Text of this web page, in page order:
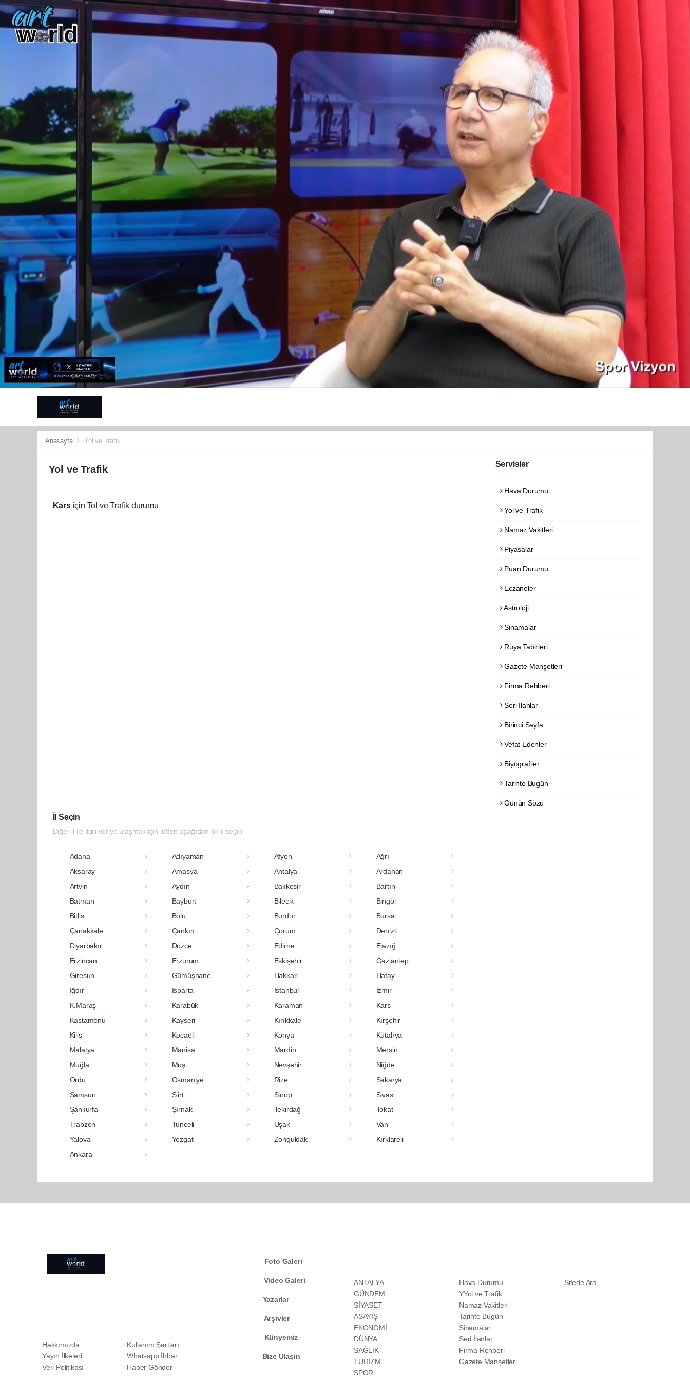
Anasayfa Yol ve Trafik
Yol ve Trafik
Kars için Tol ve Trafik durumu
İl Seçin
Diğer il ile ilgili veriye ulaşmak için lütfen aşağıdan bir il seçin
Adana Adıyaman Afyon
Ağrı
Aksaray
Amasya Antalya
Ardahan
Artvin
Aydın Balıkesir
Bartın
Batman
Bayburt Bilecik
Bingöl
Bitlis
Bolu Burdur
Bursa
Çanakkale
Çankırı Çorum
Denizli
Diyarbakır
Düzce Edirne
Elazığ
Erzincan
Erzurum Eskişehir
Gaziantep
Giresun
Gümüşhane Hakkari
Hatay
Iğdır
Isparta İstanbul
İzmir
K.Maraş
Karabük Karaman
Kars
Kastamonu
Kayseri Kırıkkale
Kırşehir
Kilis
Kocaeli Konya
Kütahya
Malatya
Manisa Mardin
Mersin
Muğla
Muş Nevşehir
Niğde
Ordu
Osmaniye Rize
Sakarya
Samsun
Siirt Sinop
Sivas
Şanlıurfa
Şırnak Tekirdağ
Tokat
Trabzon
Tunceli Uşak
Van
Yalova
Yozgat Zonguldak
Kırklareli
Ankara
Servisler
Hava Durumu
Yol ve Trafik
Namaz Vakitleri
Piyasalar
Puan Durumu
Eczaneler
Astroloji
Sinamalar
Rüya Tabirleri
Gazete Manşetleri
Firma Rehberi
Seri İlanlar
Birinci Sayfa
Vefat Edenler
Biyografiler
Tarihte Bugün
Günün Sözü
Hakkımızda
Yayın İlkeleri
Veri Politikası
Kullanım Şartları
Whatsapp İhbar
Haber Gönder
Foto Galeri
Video Galeri
Yazarlar
Arşivler
Künyemiz
Bize Ulaşın
ANTALYA
GÜNDEM
SİYASET
ASAYİŞ
EKONOMİ
DÜNYA
SAĞLIK
TURİZM
SPOR
Hava Durumu
YYol ve Trafik
Namaz Vakitleri
Tarihte Bugün
Sinamalar
Seri İlanlar
Firma Rehberi
Gazete Manşetleri
Sitede Ara